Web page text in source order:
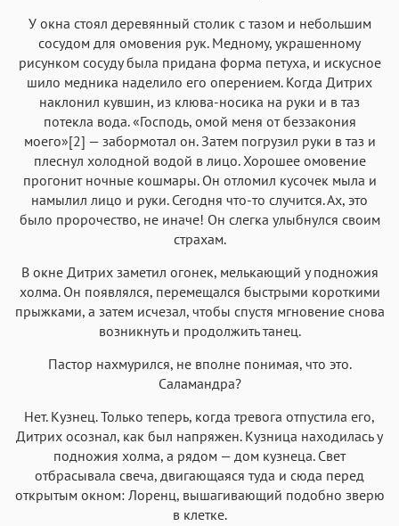
У окна стоял деревянный столик с тазом и небольшим
сосудом для омовения рук. Медному, украшенному
рисунком сосуду была придана форма петуха, и искусное
шило медника наделило его оперением. Когда Дитрих
наклонил кувшин, из клюва-носика на руки и в таз
потекла вода. «Господь, омой меня от беззакония
моего»[2] — забормотал он. Затем погрузил руки в таз и
плеснул холодной водой в лицо. Хорошее омовение
прогонит ночные кошмары. Он отломил кусочек мыла и
намылил лицо и руки. Сегодня что-то случится. Ах, это
было пророчество, не иначе! Он слегка улыбнулся своим
страхам.
В окне Дитрих заметил огонек, мелькающий у подножия
холма. Он появлялся, перемещался быстрыми короткими
прыжками, а затем исчезал, чтобы спустя мгновение снова
возникнуть и продолжить танец.
Пастор нахмурился, не вполне понимая, что это.
Саламандра?
Нет. Кузнец. Только теперь, когда тревога отпустила его,
Дитрих осознал, как был напряжен. Кузница находилась у
подножия холма, а рядом — дом кузнеца. Свет
отбрасывала свеча, двигающаяся туда и сюда перед
открытым окном: Лоренц, вышагивающий подобно зверю
в клетке.